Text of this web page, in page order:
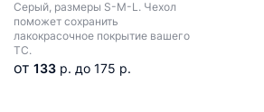
Серый, размеры S-M-L. Чехол
поможет сохранить
лакокрасочное покрытие вашего
ТС.
от 133 р. до 175 р.